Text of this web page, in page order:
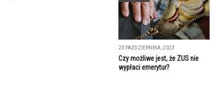
23 PAŹDZIERNIKA, 2023
Czy możliwe jest, że ZUS nie
wypłaci emerytur?